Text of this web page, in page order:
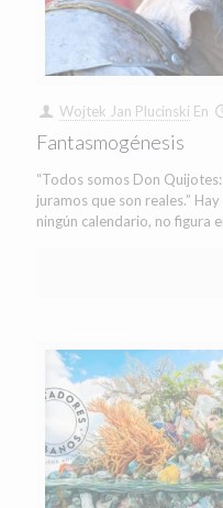
Wojtek Jan Plucinski En
Fantasmogénesis
“Todos somos Don
juramos que son reales.”
ningún calendario, no figura